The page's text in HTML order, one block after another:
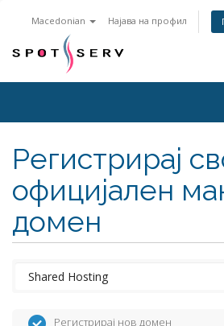
Macedonian Најава на профил
Регистрирај
официјален
домен
Регистрирај нов домен